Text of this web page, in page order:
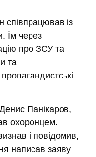
співпрацював із
Їм через
про ЗСУ та
та
Панікаров,
охоронцем.
і повідомив,
написав заяву